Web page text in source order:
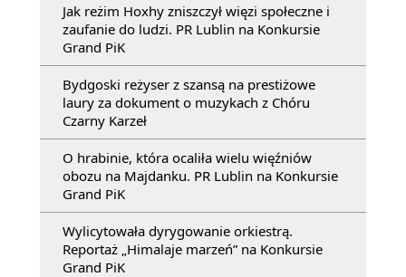
Jak reżim Hoxhy zniszczył więzi społeczne i
zaufanie do ludzi. PR Lublin na Konkursie
Grand PiK
Bydgoski reżyser z szansą na prestiżowe
laury za dokument o muzykach z Chóru
Czarny Karzeł
O hrabinie, która ocaliła wielu więźniów
obozu na Majdanku. PR Lublin na Konkursie
Grand PiK
Wylicytowała dyrygowanie orkiestrą.
Reportaż „Himalaje marzeń” na Konkursie
Grand PiK